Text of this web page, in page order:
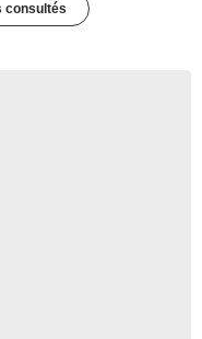
consultés